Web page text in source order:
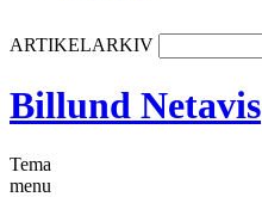
ARTIKELARKIV
Billund Netavis
Tema
menu